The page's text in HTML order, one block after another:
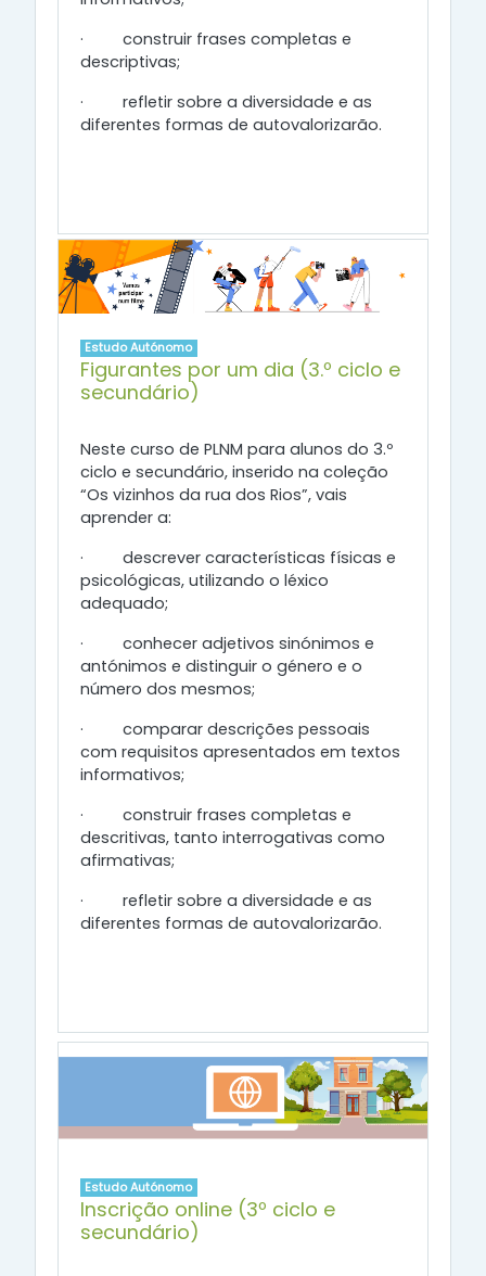
· construir frases completas e
descriptivas;
· refletir sobre a diversidade e as
diferentes formas de autovalorizarão.
Estudo Autónomo
Figurantes por um dia (3.º ciclo e
secundário)
Neste curso de PLNM para alunos do 3.º
ciclo e secundário, inserido na coleção
“Os vizinhos da rua dos Rios”, vais
aprender a:
· descrever características físicas e
psicológicas, utilizando o léxico
adequado;
· conhecer adjetivos sinónimos e
antónimos e distinguir o género e o
número dos mesmos;
· comparar descrições pessoais
com requisitos apresentados em textos
informativos;
· construir frases completas e
descritivas, tanto interrogativas como
afirmativas;
· refletir sobre a diversidade e as
diferentes formas de autovalorizarão.
Estudo Autónomo
Inscrição online (3º ciclo e
secundário)